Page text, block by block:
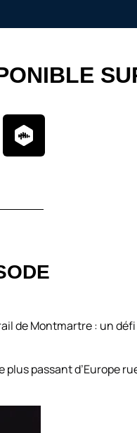
de Montmartre : un
passant d’Europe